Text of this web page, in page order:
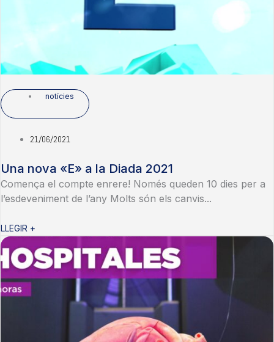
notícies
21/06/2021
Una nova «E» a la Diada 2021
Comença el compte enrere! Només queden 10 dies per a
l’esdeveniment de l’any Molts són els canvis...
LLEGIR +